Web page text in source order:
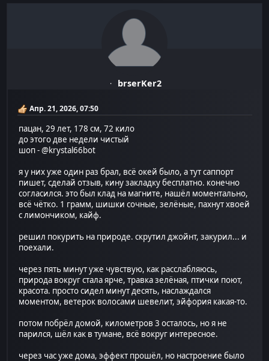
brserKer2
Апр. 21, 2026, 07:50
пацан, 29 лет, 178 см, 72 кило
до этого две недели чистый
шоп - @krystal66bot
я у них уже один раз брал, всё окей было, а тут саппорт
пишет, сделай отзыв, кину закладку бесплатно. конечно
согласился. это был клад на магните, нашёл моментально,
всё чётко. 1 грамм, шишки сочные, зелёные, пахнут хвоей
с лимончиком, кайф.
решил покурить на природе. скрутил джойнт, закурил... и
поехали.
через пять минут уже чувствую, как расслабляюсь,
природа вокруг стала ярче, травка зелёная, птички поют,
красота. просто сидел минут десять, наслаждался
моментом, ветерок волосами шевелит, эйфория какая-то.
потом побрёл домой, километров 3 осталось, но я не
парился, шёл как в тумане, всё вокруг интересное.
через час уже дома, эффект прошёл, но настроение было